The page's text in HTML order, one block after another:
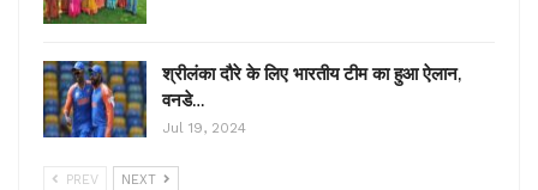
श्रीलंका दौरे के लिए भारतीय टीम का हुआ ऐलान,
वनडे…
Jul 19, 2024
PREV NEXT